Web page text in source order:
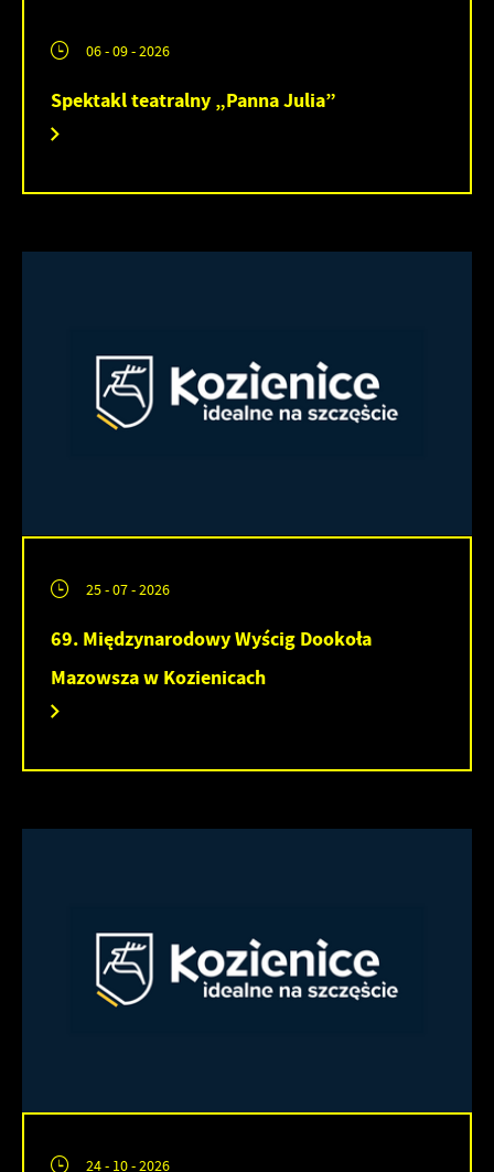
06 - 09 - 2026
Spektakl teatralny „Panna Julia”
25 - 07 - 2026
69. Międzynarodowy Wyścig Dookoła
Mazowsza w Kozienicach
24 - 10 - 2026